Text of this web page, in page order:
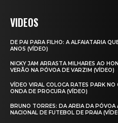
VIDEOS
DE PAI PARA FILHO: A ALFAIATARIA
ANOS (VÍDEO)
NICKY JAM ARRASTA MILHARES AO
VERÃO NA PÓVOA DE VARZIM (VÍDEO)
VÍDEO VIRAL COLOCA RATES PARK NO
ONDA DE PROCURA (VÍDEO)
BRUNO TORRES: DA AREIA DA PÓVOA
NACIONAL DE FUTEBOL DE PRAIA